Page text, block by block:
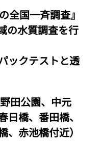
全国一斉調査』
の水質調査を行
ックテストと透
日橋、番田橋、
、赤池橋付近）